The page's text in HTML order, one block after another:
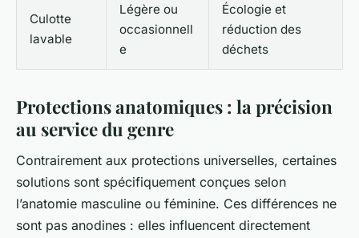
Culotte
lavable
Légère ou
occasionnell
e
Écologie et
réduction des
déchets
Protections anatomiques : la précision
au service du genre
Contrairement aux protections universelles, certaines
solutions sont spécifiquement conçues selon
l’anatomie masculine ou féminine. Ces différences ne
sont pas anodines : elles influencent directement